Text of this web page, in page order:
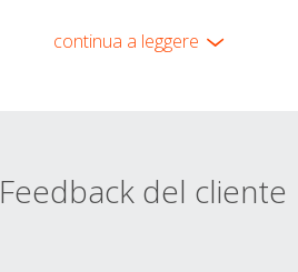
continua a leggere
Feedback del cliente